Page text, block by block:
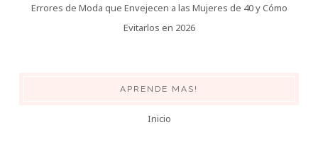
Errores de Moda que Envejecen a las Mujeres de 40 y Cómo
Evitarlos en 2026
APRENDE MAS!
Inicio